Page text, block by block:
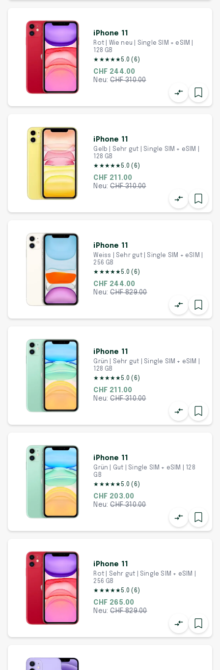
iPhone 11
Rot | Wie neu | Single SIM + eSIM |
128 GB
★ ★★★★5.0 ( 6 )
CHF 244.00
Neu:CHF310.00
iPhone 11
Gelb | Sehr gut | Single SIM + eSIM |
128 GB
★ ★★★★5.0 ( 6 )
CHF 211.00
Neu:CHF310.00
iPhone 11
Weiss | Sehr gut | Single SIM + eSIM |
256 GB
★ ★★★★5.0 ( 6 )
CHF 244.00
Neu:CHF829.00
iPhone 11
Grün | Sehr gut | Single SIM + eSIM |
128 GB
★ ★★★★5.0 ( 6 )
CHF 211.00
Neu:CHF310.00
iPhone 11
Grün | Gut | Single SIM + eSIM | 128
GB
★ ★★★★5.0 ( 6 )
CHF 203.00
Neu:CHF310.00
iPhone 11
Rot | Sehr gut | Single SIM + eSIM |
256 GB
★ ★★★★5.0 ( 6 )
CHF 265.00
Neu:CHF829.00